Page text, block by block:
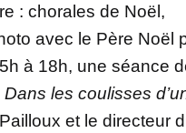
: chorales de Noël,
avec le Père Noël
à 18h, une séance
Dans les coulisses
et le directeur